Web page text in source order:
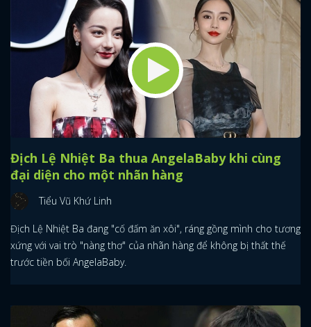
Địch Lệ Nhiệt Ba thua AngelaBaby khi cùng
đại diện cho một nhãn hàng
Tiểu Vũ Khứ Linh
Địch Lệ Nhiệt Ba đang "cố đấm ăn xôi", ráng gồng mình cho tương
xứng với vai trò "nàng thơ" của nhãn hàng để không bị thất thế
trước tiền bối AngelaBaby.